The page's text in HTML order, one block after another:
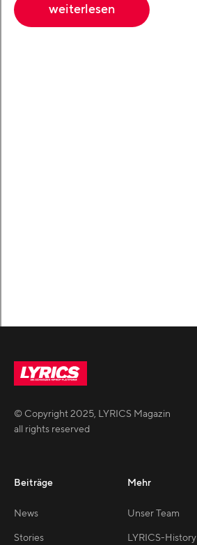
weiterlesen
© Copyright2025, LYRICS Magazin
all rights reserved
Beiträge
News
Stories
Mehr
Unser Team
LYRICS-History